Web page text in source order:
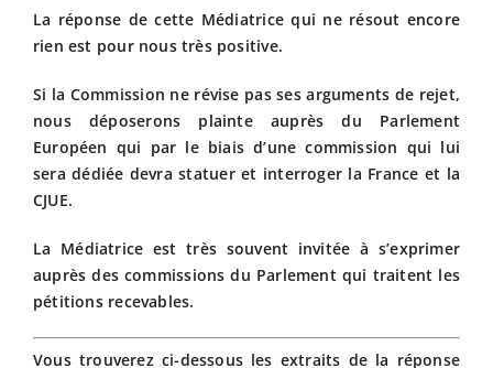
La réponse de cette Médiatrice qui ne résout encore
rien est pour nous très positive.
Si la Commission ne révise pas ses arguments de rejet,
nous déposerons plainte auprès du Parlement
Européen qui par le biais d’une commission qui lui
sera dédiée devra statuer et interroger la France et la
CJUE.
La Médiatrice est très souvent invitée à s’exprimer
auprès des commissions du Parlement qui traitent les
pétitions recevables.
Vous trouverez ci-dessous les extraits de la réponse